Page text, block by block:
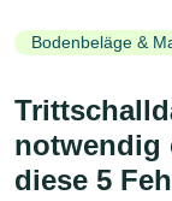
Bodenbeläge &
notwendig
diese 5